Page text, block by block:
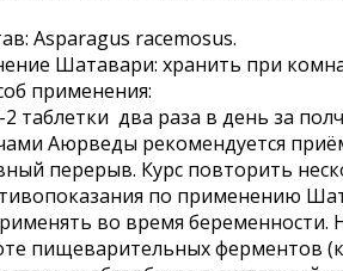
Asparagus racemosus.
Шатавари: хранить при
применения:
2 таблетки два раза в день за
Аюрведы рекомендуется
перерыв. Курс повторить
по применению
во время
пищеварительных ферментов